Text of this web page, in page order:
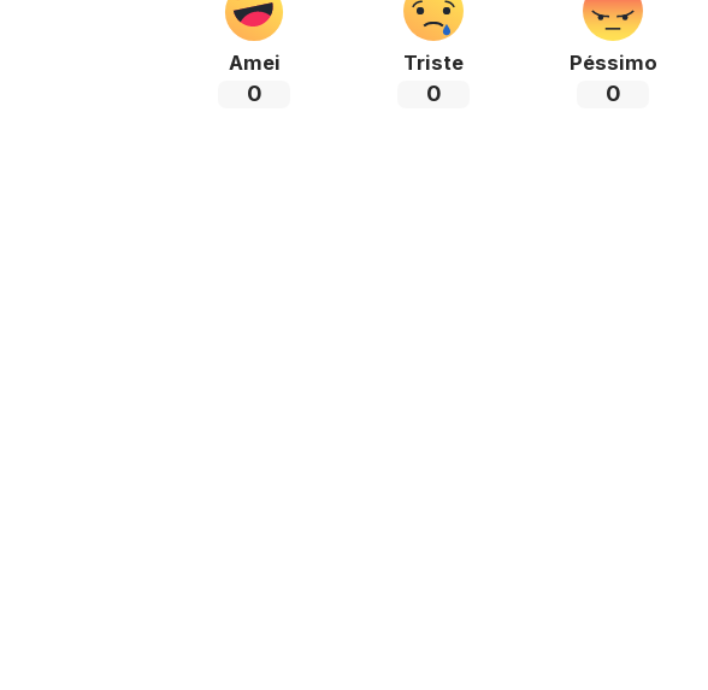
Amei
0
Triste
0
Péssimo
0